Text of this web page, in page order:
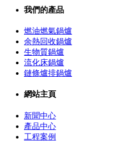
我們的產品
燃油燃氣鍋爐
余熱回收鍋爐
生物質鍋爐
流化床鍋爐
鏈條爐排鍋爐
網站主頁
新聞中心
產品中心
工程案例